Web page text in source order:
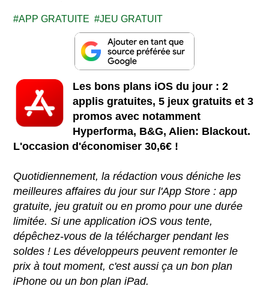
APP GRATUITE JEU GRATUIT
Les bons plans iOS du jour : 2
applis gratuites, 5 jeux gratuits et 3
promos avec notamment
Hyperforma, B&G, Alien: Blackout.
L'occasion d'économiser 30,6€ !
Quotidiennement, la rédaction vous déniche les
meilleures affaires du jour sur l'App Store : app
gratuite, jeu gratuit ou en promo pour une durée
limitée. Si une application iOS vous tente,
dépêchez-vous de la télécharger pendant les
soldes ! Les développeurs peuvent remonter le
prix à tout moment, c'est aussi ça un bon plan
iPhone ou un bon plan iPad.